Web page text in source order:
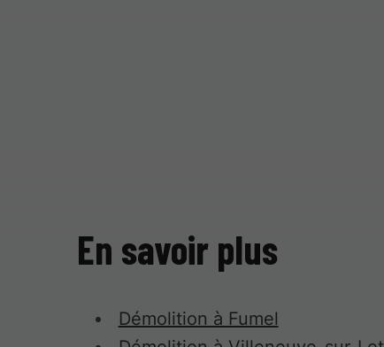
En savoir plus
Démolition à Fumel